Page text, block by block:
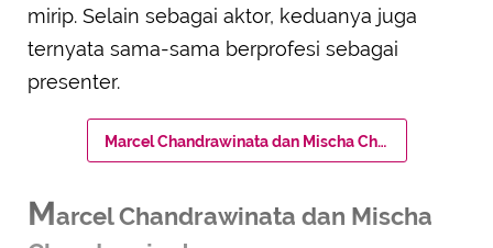
mirip. Selain sebagai aktor, keduanya juga
ternyata sama-sama berprofesi sebagai
presenter.
Marcel Chandrawinata dan Mischa Chandrawinata
Marcel Chandrawinata dan Mischa